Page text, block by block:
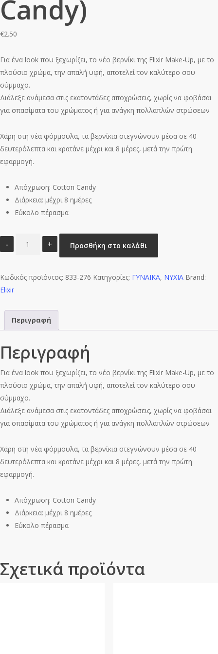
Candy)
€2.50
Για ένα look που ξεχωρίζει, το νέο βερνίκι της Elixir Make-Up, με το
πλούσιο χρώμα, την απαλή υφή, αποτελεί τον καλύτερο σου
σύμμαχο.
Διάλεξε ανάμεσα στις εκατοντάδες αποχρώσεις, χωρίς να φοβάσαι
για σπασίματα του χρώματος ή για ανάγκη πολλαπλών στρώσεων
Χάρη στη νέα φόρμουλα, τα βερνίκια στεγνώνουν μέσα σε 40
δευτερόλεπτα και κρατάνε μέχρι και 8 μέρες, μετά την πρώτη
εφαρμογή.
Απόχρωση: Cotton Candy
Διάρκεια: μέχρι 8 ημέρες
Εύκολο πέρασμα
&
Days
#276
(Cotton
Candy)
ποσότητα
Προσθήκη στο καλάθι
Κωδικός προϊόντος: 833-276 Κατηγορίες: ΓΥΝΑΙΚΑ, ΝΥΧΙΑ Brand:
Elixir
Περιγραφή
Περιγραφή
Για ένα look που ξεχωρίζει, το νέο βερνίκι της Elixir Make-Up, με το
πλούσιο χρώμα, την απαλή υφή, αποτελεί τον καλύτερο σου
σύμμαχο.
Διάλεξε ανάμεσα στις εκατοντάδες αποχρώσεις, χωρίς να φοβάσαι
για σπασίματα του χρώματος ή για ανάγκη πολλαπλών στρώσεων
Χάρη στη νέα φόρμουλα, τα βερνίκια στεγνώνουν μέσα σε 40
δευτερόλεπτα και κρατάνε μέχρι και 8 μέρες, μετά την πρώτη
εφαρμογή.
Απόχρωση: Cotton Candy
Διάρκεια: μέχρι 8 ημέρες
Εύκολο πέρασμα
Σχετικά προϊόντα